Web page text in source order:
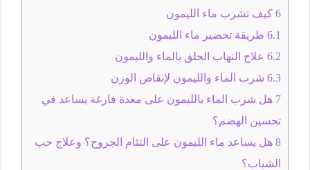
6 كيف تشرب ماء الليمون
6.1 طريقة تحضير ماء الليمون
6.2 علاج التهاب الحلق بالماء والليمون
6.3 شرب الماء والليمون لإنقاص الوزن
7 هل شرب الماء بالليمون على معدة فارغة يساعد في
تحسين الهضم؟
8 هل يساعد ماء الليمون على التئام الجروح؟ وعلاج حب
الشباب؟